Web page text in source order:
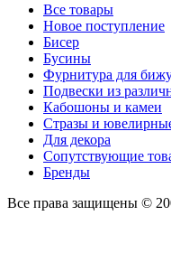
Все товары
Новое поступление
Бисер
Бусины
Фурнитура для
Подвески из
Кабошоны и камеи
Стразы и
Для декора
Сопутствующие
Бренды
Все права защищены ©